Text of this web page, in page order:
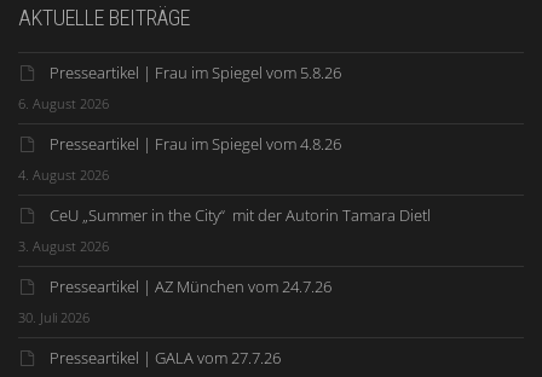
AKTUELLE BEITRÄGE
Presseartikel | Frau im Spiegel vom 5.8.26
6. August 2026
Presseartikel | Frau im Spiegel vom 4.8.26
4. August 2026
CeU „Summer in the City“ mit der Autorin Tamara Dietl
3. August 2026
Presseartikel | AZ München vom 24.7.26
30. Juli 2026
Presseartikel | GALA vom 27.7.26